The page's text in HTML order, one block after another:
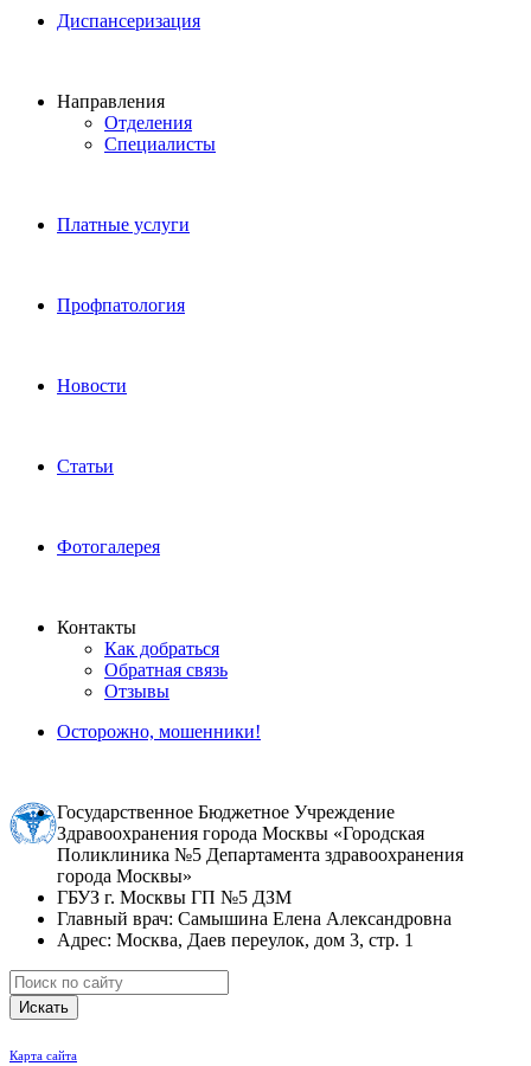
Диспансеризация
Направления
Отделения
Специалисты
Платные услуги
Профпатология
Новости
Статьи
Фотогалерея
Контакты
Как добраться
Обратная связь
Отзывы
Осторожно, мошенники!
Государственное Бюджетное Учреждение
Здравоохранения города Москвы «Городская
Поликлиника №5 Департамента здравоохранения
города Москвы»
ГБУЗ г. Москвы ГП №5 ДЗМ
Главный врач: Самышина Елена Александровна
Адрес: Москва, Даев переулок, дом 3, стр. 1
Искать
Карта сайта